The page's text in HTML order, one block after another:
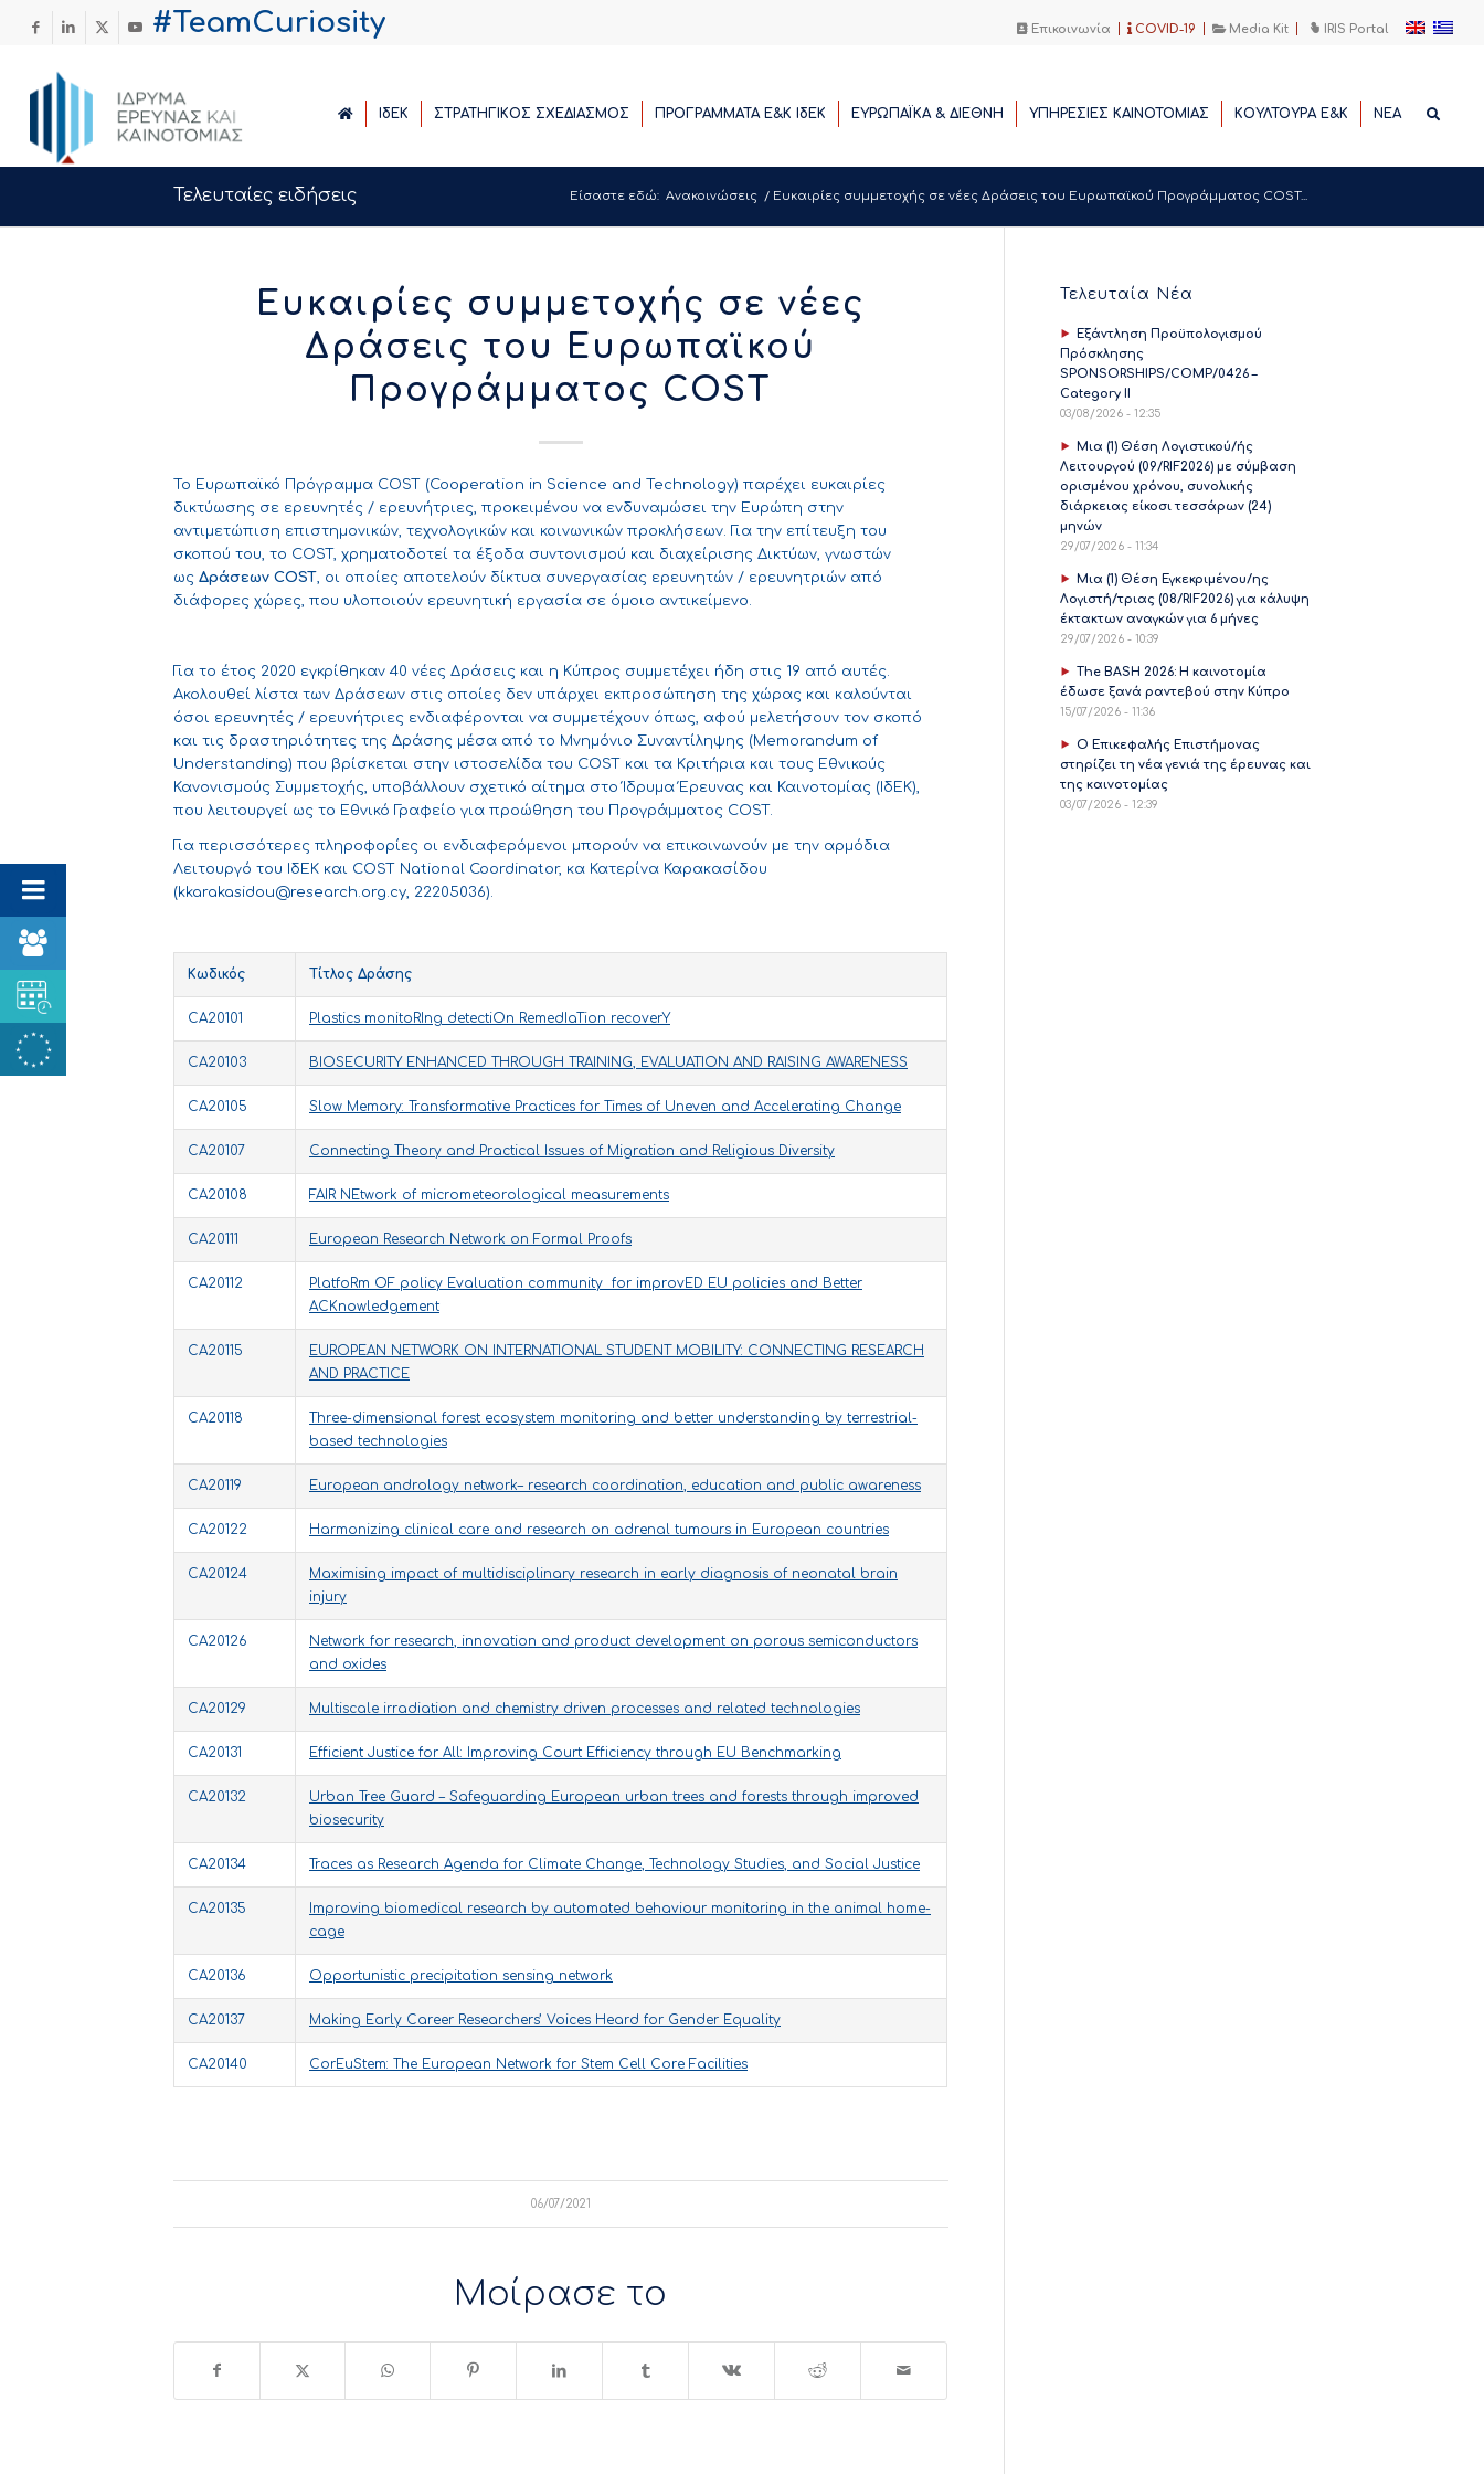
Επικοινωνία COVID-19 Media Kit IRIS Portal
#TeamCuriosity
ΙδΕΚ ΣΤΡΑΤΗΓΙΚΟΣ ΣΧΕΔΙΑΣΜΟΣ ΠΡΟΓΡΑΜΜΑΤΑ E&K ΙδΕΚ ΕΥΡΩΠΑΪΚΑ & ΔΙΕΘΝΗ ΥΠΗΡΕΣΙΕΣ ΚΑΙΝΟΤΟΜΙΑΣ ΚΟΥΛΤΟΥΡΑ Ε&Κ ΝΕΑ
Τελευταίες ειδήσεις Είσαστε εδώ: Ανακοινώσεις / Ευκαιρίες συμμετοχής σε νέες Δράσεις του Ευρωπαϊκού Προγράμματος COST...
Ευκαιρίες συμμετοχής σε νέες
Δράσεις του Ευρωπαϊκού
Προγράμματος COST
To Ευρωπαϊκό Πρόγραμμα COST
(Cooperation in Science and Technology) παρέχει ευκαιρίες
δικτύωσης σε ερευνητές / ερευνήτριες, προκειμένου να ενδυναμώσει την Ευρώπη στην
αντιμετώπιση επιστημονικών, τεχνολογικών και κοινωνικών προκλήσεων. Για την επίτευξη του
σκοπού του, το COST, χρηματοδοτεί τα έξοδα συντονισμού και διαχείρισης Δικτύων, γνωστών
ως Δράσεων COST, οι οποίες αποτελούν δίκτυα συνεργασίας ερευνητών / ερευνητριών από
διάφορες χώρες, που υλοποιούν ερευνητική εργασία σε όμοιο αντικείμενο.
Για το έτος 2020 εγκρίθηκαν 40 νέες Δράσεις και η Κύπρος συμμετέχει ήδη στις 19 από αυτές.
Ακολουθεί λίστα των Δράσεων στις οποίες δεν υπάρχει εκπροσώπηση της χώρας και καλούνται
όσοι ερευνητές / ερευνήτριες ενδιαφέρονται να συμμετέχουν όπως, αφού μελετήσουν τον σκοπό
και τις δραστηριότητες της Δράσης μέσα από το Μνημόνιο Συναντίληψης (Memorandum of
Understanding) που βρίσκεται στην ιστοσελίδα του COST και τα Κριτήρια και τους Εθνικούς
Κανονισμούς Συμμετοχής, υποβάλλουν σχετικό αίτημα στο Ίδρυμα Έρευνας και Καινοτομίας (ΙδΕΚ),
που λειτουργεί ως το Εθνικό Γραφείο για προώθηση του Προγράμματος COST.
Για περισσότερες πληροφορίες οι ενδιαφερόμενοι μπορούν να επικοινωνούν με την αρμόδια
Λειτουργό του ΙδΕΚ και COST National Coordinator, κα Κατερίνα Καρακασίδου
(kkarakasidou@research.org.cy, 22205036).
Κωδικός Τίτλος Δράσης
CA20101 Plastics monitoRIng detectiOn RemedIaTion recoverY
CA20103 BIOSECURITY ENHANCED THROUGH TRAINING, EVALUATION AND RAISING AWARENESS
CA20105 Slow Memory: Transformative Practices for Times of Uneven and Accelerating Change
CA20107 Connecting Theory and Practical Issues of Migration and Religious Diversity
CA20108 FAIR NEtwork of micrometeorological measurements
CA20111 European Research Network on Formal Proofs
CA20112
PlatfoRm OF policy Evaluation community for improvED EU policies and Better
ACKnowledgement
CA20115
EUROPEAN NETWORK ON INTERNATIONAL STUDENT MOBILITY: CONNECTING RESEARCH
AND PRACTICE
CA20118
Three-dimensional forest ecosystem monitoring and better understanding by terrestrial-
based technologies
CA20119 European andrology network– research coordination, education and public awareness
CA20122 Harmonizing clinical care and research on adrenal tumours in European countries
CA20124
Maximising impact of multidisciplinary research in early diagnosis of neonatal brain
injury
CA20126
Network for research, innovation and product development on porous semiconductors
and oxides
CA20129 Multiscale irradiation and chemistry driven processes and related technologies
CA20131 Efficient Justice for All: Improving Court Efficiency through EU Benchmarking
CA20132
Urban Tree Guard – Safeguarding European urban trees and forests through improved
biosecurity
CA20134 Traces as Research Agenda for Climate Change, Technology Studies, and Social Justice
CA20135
Improving biomedical research by automated behaviour monitoring in the animal home-
cage
CA20136 Opportunistic precipitation sensing network
CA20137 Making Early Career Researchers’ Voices Heard for Gender Equality
CA20140 CorEuStem: The European Network for Stem Cell Core Facilities
06/07/2021
Μοίρασε το
Τελευταία Νέα
Εξάντληση Προϋπολογισμού
Πρόσκλησης
SPONSORSHIPS/COMP/0426 –
Category II
03/08/2026 - 12:35
Μια (1) Θέση Λογιστικού/ής
Λειτουργού (09/RIF2026) με σύμβαση
ορισμένου χρόνου, συνολικής
διάρκειας είκοσι τεσσάρων (24)
μηνών
29/07/2026 - 11:34
Μια (1) Θέση Εγκεκριμένου/ης
Λογιστή/τριας (08/RIF2026) για κάλυψη
έκτακτων αναγκών για 6 μήνες
29/07/2026 - 10:39
The BASH 2026: Η καινοτομία
έδωσε ξανά ραντεβού στην Κύπρο
15/07/2026 - 11:36
Ο Επικεφαλής Επιστήμονας
στηρίζει τη νέα γενιά της έρευνας και
της καινοτομίας
03/07/2026 - 12:39